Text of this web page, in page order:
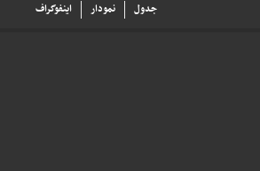
اینفوگراف نمودار جدول